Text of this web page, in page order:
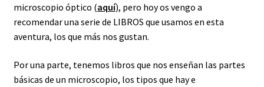
microscopio óptico (aquí), pero hoy os vengo a
recomendar una serie de LIBROS que usamos en esta
aventura, los que más nos gustan.
Por una parte, tenemos libros que nos enseñan las partes
básicas de un microscopio, los tipos que hay e